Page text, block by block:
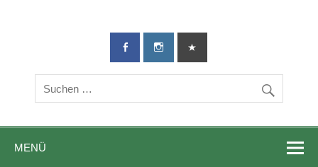
TG-Geislingen
DIE Sportadresse in Geislingen!
MENÜ